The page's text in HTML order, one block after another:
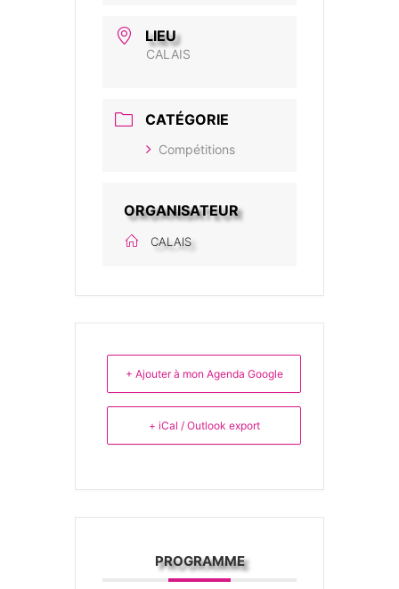
LIEU
CALAIS
CATÉGORIE
Compétitions
ORGANISATEUR
CALAIS
+ Ajouter à mon Agenda Google
+ iCal / Outlook export
PROGRAMME